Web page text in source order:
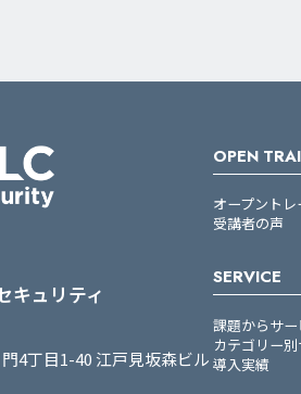
キュリティ
4丁目1-40 江戸見坂森ビル
OPEN
オープント
受講者の声
SERVICE
課題からサ
カテゴリー
導入実績